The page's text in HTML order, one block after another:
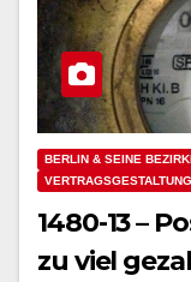
BERLIN & SEINE
VERTRAGSGESTALTUNG
1480-13 –
zu viel